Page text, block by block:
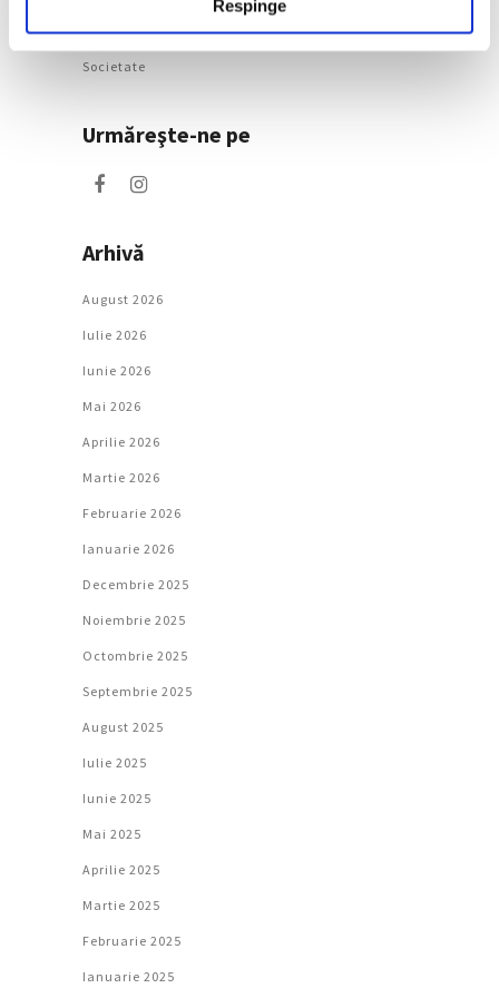
Respinge
Natură
Societate
Urmăreşte-ne pe
Arhivă
August 2026
Iulie 2026
Iunie 2026
Mai 2026
Aprilie 2026
Martie 2026
Februarie 2026
Ianuarie 2026
Decembrie 2025
Noiembrie 2025
Octombrie 2025
Septembrie 2025
August 2025
Iulie 2025
Iunie 2025
Mai 2025
Aprilie 2025
Martie 2025
Februarie 2025
Ianuarie 2025